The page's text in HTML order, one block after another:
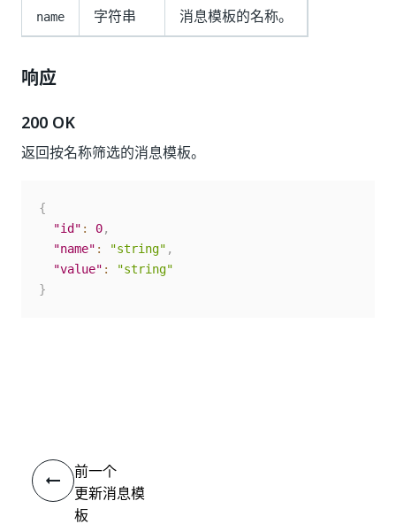
name 字符串 消息模板的名称。
响应
200 OK
返回按名称筛选的消息模板。
{
"id" : 0,
"name" : "string" ,
"value" :
"string"
}
前一个
更新消息模
板